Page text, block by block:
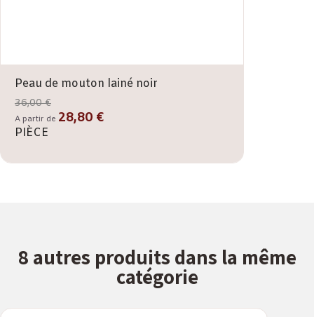
Peau de mouton lainé noir
36,00 €
A partir de 28,80 €
PIÈCE
8 autres produits dans la même
catégorie